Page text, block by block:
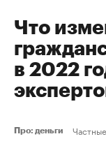
Что
в 2022
Про: деньги